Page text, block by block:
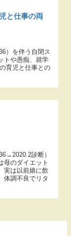
と仕事の両
）を伴う自閉ス
トや愚痴、就学
育児と仕事との
診断）
母のダイエット
実は以前娘に飲
体調不良でリタ